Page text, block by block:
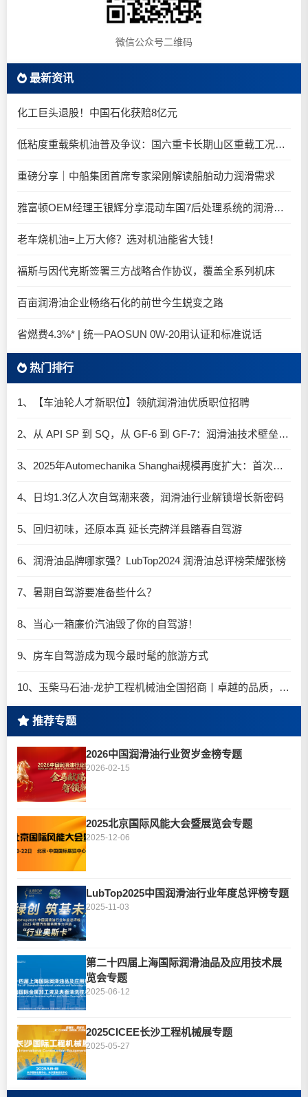
微信公众号二维码
最新资讯
化工巨头退股！中国石化获赔8亿元
低粘度重载柴机油普及争议：国六重卡长期山区重载工况是否适合0W-20柴油机油？
重磅分享｜中船集团首席专家梁刚解读船舶动力润滑需求
雅富顿OEM经理王银辉分享混动车国7后处理系统的润滑油要求
老车烧机油=上万大修？选对机油能省大钱！
福斯与因代克斯签署三方战略合作协议，覆盖全系列机床
百亩润滑油企业畅络石化的前世今生蜕变之路
省燃费4.3%* | 统一PAOSUN 0W-20用认证和标准说话
热门排行
1、【车油轮人才新职位】领航润滑油优质职位招聘
2、从 API SP 到 SQ，从 GF-6 到 GF-7：润滑油技术壁垒再升高，你准备好了吗？
3、2025年Automechanika Shanghai规模再度扩大：首次启用国家会展中心（上海）全部15个展馆
4、日均1.3亿人次自驾潮来袭，润滑油行业解锁增长新密码​
5、回归初味，还原本真 延长壳牌洋县踏春自驾游
6、润滑油品牌哪家强？LubTop2024 润滑油总评榜荣耀张榜
7、暑期自驾游要准备些什么？
8、当心一箱廉价汽油毁了你的自驾游！
9、房车自驾游成为现今最时髦的旅游方式
10、玉柴马石油-龙护工程机械油全国招商丨卓越的品质，专业的品牌！
推荐专题
2026中国润滑油行业贺岁金榜专题
2026-02-15
2025北京国际风能大会暨展览会专题
2025-12-06
LubTop2025中国润滑油行业年度总评榜专题
2025-11-03
第二十四届上海国际润滑油品及应用技术展
览会专题
2025-06-12
2025CICEE长沙工程机械展专题
2025-05-27